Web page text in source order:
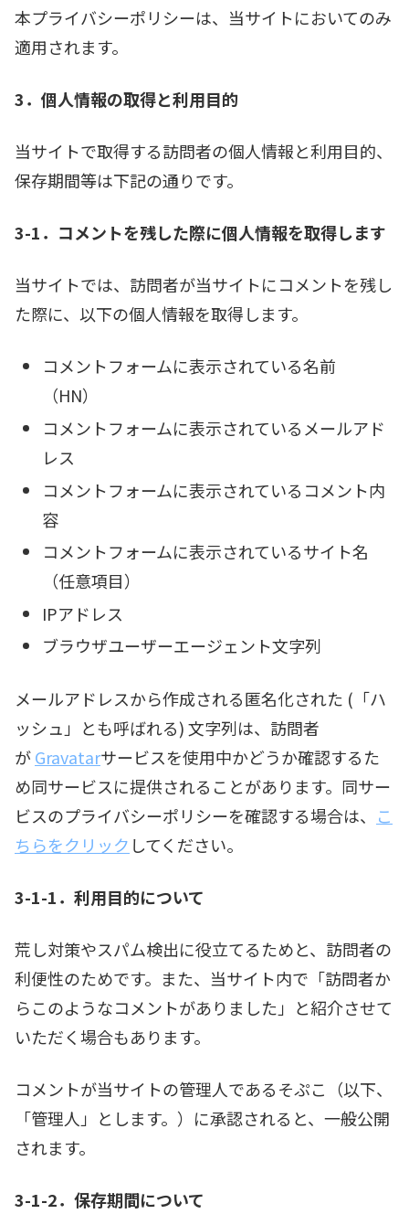
本プライバシーポリシーは、当サイトにおいてのみ
適用されます。
3．個人情報の取得と利用目的
当サイトで取得する訪問者の個人情報と利用目的、
保存期間等は下記の通りです。
3-1．コメントを残した際に個人情報を取得します
当サイトでは、訪問者が当サイトにコメントを残し
た際に、以下の個人情報を取得します。
コメントフォームに表示されている名前
（HN）
コメントフォームに表示されているメールアド
レス
コメントフォームに表示されているコメント内
容
コメントフォームに表示されているサイト名
（任意項目）
IPアドレス
ブラウザユーザーエージェント文字列
メールアドレスから作成される匿名化された (「ハ
ッシュ」とも呼ばれる) 文字列は、訪問者
がGravatarサービスを使用中かどうか確認するた
め同サービスに提供されることがあります。同サー
ビスのプライバシーポリシーを確認する場合は、
こ
ちらをクリック してください。
3-1-1．利用目的について
荒し対策やスパム検出に役立てるためと、訪問者の
利便性のためです。また、当サイト内で「訪問者か
らこのようなコメントがありました」と紹介させて
いただく場合もあります。
コメントが当サイトの管理人であるそぷこ（以下、
「管理人」とします。）に承認されると、一般公開
されます。
3-1-2．保存期間について